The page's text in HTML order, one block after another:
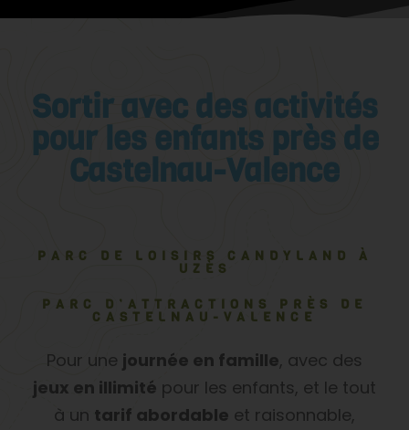
Sortir avec des activités
pour les enfants près de
Castelnau-Valence
PARC DE LOISIRS CANDYLAND À
UZÈS
PARC D’ATTRACTIONS PRÈS DE
CASTELNAU-VALENCE
Pour une journée en famille, avec des
jeux en illimité pour les enfants, et le tout
à un tarif abordable et raisonnable,